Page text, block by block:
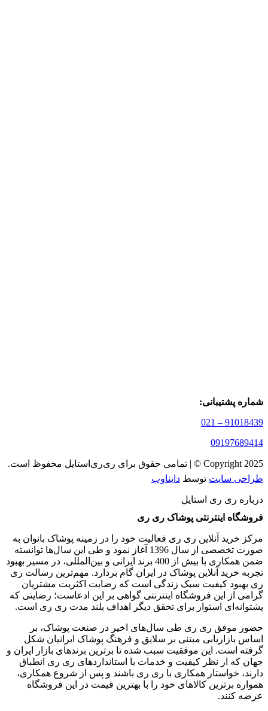
شماره پشتیبانی:
91018439 – 021
09197689414
Copyright 2025 © | تمامی حقوق برای ری‌ری‌استایل محفوظ است.
طراحی سایت توسط دایناوب
درباره ری ری استایل
فروشگاه اینترنتی پوشاک ری ری
مرکز خرید آنلاین ری ری فعالیت خود را در زمینه پوشاک بانوان به
‌صورت تخصصی از سال 1396 آغاز نمود و طی این سال‌ها توانسته
ضمن همکاری با بیش از 400 برند ایرانی و بین‌المللی، در مسیر بهبود
تجربه خرید آنلاین پوشاک در ایران گام بردارد. مهم‌ترین رسالت ری
ری بهبود کیفیت سبک زندگی است که رضایت اکثریت مشتریان
گرامی از این فروشگاه اینترنتی گواهی بر این ادعاست؛ رضایتی که
پشتوانه‌ای استوار برای تحقق دیگر اهداف بلند مدت ری ری است.
حضور موفق ری ری طی سال‌های اخیر در صنعت پوشاک، بر
اساس بازاریابی مبتنی بر سلایق و فرهنگ پوشاک ایرانیان شکل‌
گرفته است. این موفقیت سبب شده تا برترین برندهای بازار ایران و
جهان که از نظر کیفیت و خدمات با استانداردهای ری ری انطباق
دارند، خواستار همکاری با ری ری باشند و پس از شروع همکاری،
همواره برترین کالاهای خود را با بهترین قیمت در این فروشگاه
عرضه کنند.